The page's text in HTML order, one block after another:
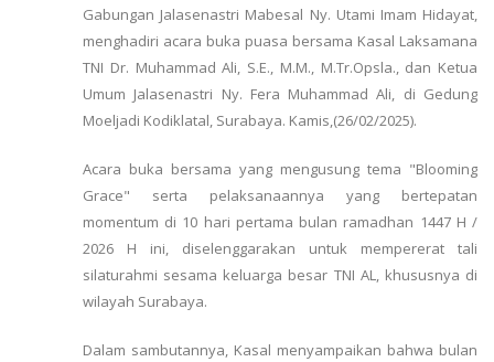
Gabungan Jalasenastri Mabesal Ny. Utami Imam Hidayat,
menghadiri acara buka puasa bersama Kasal Laksamana
TNI Dr. Muhammad Ali, S.E., M.M., M.Tr.Opsla., dan Ketua
Umum Jalasenastri Ny. Fera Muhammad Ali, di Gedung
Moeljadi Kodiklatal, Surabaya. Kamis,(26/02/2025).
Acara buka bersama yang mengusung tema "Blooming
Grace" serta pelaksanaannya yang bertepatan
momentum di 10 hari pertama bulan ramadhan 1447 H /
2026 H ini, diselenggarakan untuk mempererat tali
silaturahmi sesama keluarga besar TNI AL, khususnya di
wilayah Surabaya.
Dalam sambutannya, Kasal menyampaikan bahwa bulan